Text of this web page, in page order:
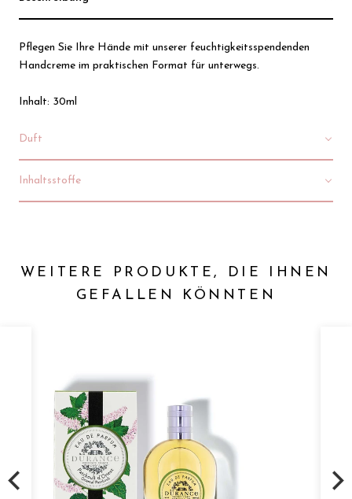
Pflegen Sie Ihre Hände mit unserer feuchtigkeitsspendenden
Handcreme im praktischen Format für unterwegs.
Inhalt: 30ml
Duft
Inhaltsstoffe
WEITERE PRODUKTE, DIE IHNEN
GEFALLEN KÖNNTEN